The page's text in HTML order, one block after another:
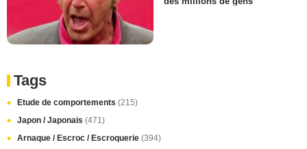
Tags
Etude de comportements (215)
Japon / Japonais (471)
Arnaque / Escroc / Escroquerie (394)